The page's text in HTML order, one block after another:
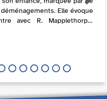
Elle évoque
avec R. Mapplethorpe,